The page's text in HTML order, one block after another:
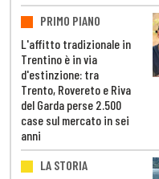
PRIMO PIANO
L'affitto tradizionale in
Trentino è in via
d'estinzione: tra
Trento, Rovereto e Riva
del Garda perse 2.500
case sul mercato in sei
anni
LA STORIA